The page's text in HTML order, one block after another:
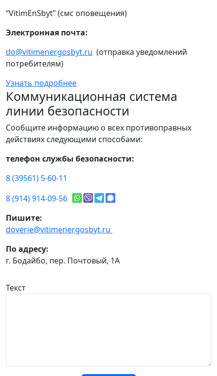
“VitimEnSbyt” (смс оповещения)
Электронная почта:
do@vitimenergosbyt.ru (отправка уведомлений
потребителям)
Узнать подробнее
Коммуникационная система
линии безопасности
Сообщите информацию о всех противоправных
действиях следующими способами:
телефон службы безопасности:
8 (39561) 5-60-11
8 (914) 914-09-56
Пишите:
doverie@vitimenergosbyt.ru
По адресу:
г. Бодайбо, пер. Почтовый, 1А
Текст